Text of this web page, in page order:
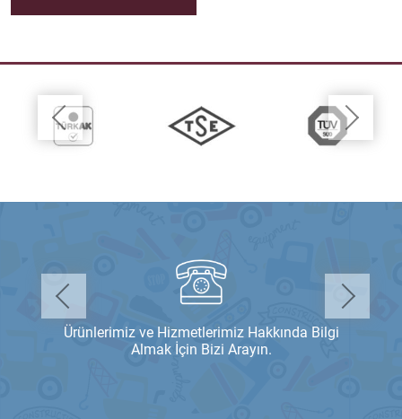
Ürünlerimiz ve Hizmetlerimiz Hakkında Bilgi
Almak İçin Bizi Arayın.